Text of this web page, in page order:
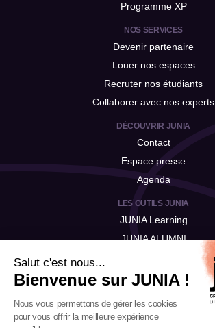
Salut c'est nous...
Bienvenue sur JUNIA !
Nous vous permettons de gérer les cookies
pour vous offrir la meilleure expérience
Programme XP
NOS SERVICES
Devenir partenaire
Louer nos espaces
Recruter nos étudiants
Collaborer avec nos experts
DÉCOUVRIR JUNIA
Contact
Espace presse
Agenda
LES OUTILS JUNIA
JUNIA Learning
JUNIA ALUMNI